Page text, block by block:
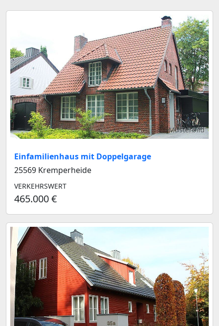
Musterbild
Einfamilienhaus mit Doppelgarage
25569 Kremperheide
VERKEHRSWERT
465.000 €